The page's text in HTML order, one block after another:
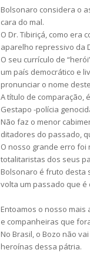
Bolsonaro considera o
cara do mal.
O Dr. Tibiriçá, como era
aparelho repressivo da
O seu currículo de
um país democrático e
pronunciar o nome
A título de comparação,
Gestapo -polícia
Não faz o menor
ditadores do passado,
O nosso grande erro foi
totalitaristas dos seus
Bolsonaro é fruto desta
volta um passado que
Entoamos o nosso
e companheiras que
No Brasil, o Bozo não
heroínas dessa pátria.